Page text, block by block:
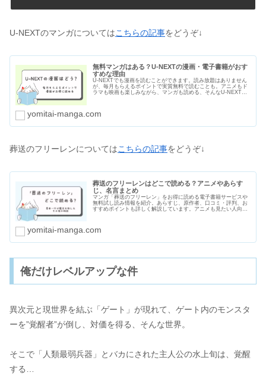
U-NEXTのマンガについてはこちらの記事をどうぞ↓
無料マンガはある？U-NEXTの漫画・電子書籍がおす
すめな理由
U-NEXTでも漫画を読むことができます。読み放題はありません
が、毎月もらえるポイントで実質無料で読むことも。アニメもド
ラマも映画も楽しみながら、マンガも読める、そんなU-NEXTが
yomitai-manga.com
葬送のフリーレンについてはこちらの記事をどうぞ↓
葬送のフリーレンはどこで読める？アニメやあらす
じ、名言まとめ
マンガ「葬送のフリーレン」をお得に読める電子書籍サービスや
無料試し読み情報を紹介。あらすじ、原作者、口コミ・評判、お
すすめポイントも詳しく解説しています。アニメも見たい人向け
yomitai-manga.com
俺だけレベルアップな件
異次元と現世界を結ぶ「ゲート」が現れて、ゲート内のモンスタ
ーを”覚醒者”が倒し、対価を得る、そんな世界。
そこで「人類最弱兵器」とバカにされた主人公の水上旬は、覚醒
する…